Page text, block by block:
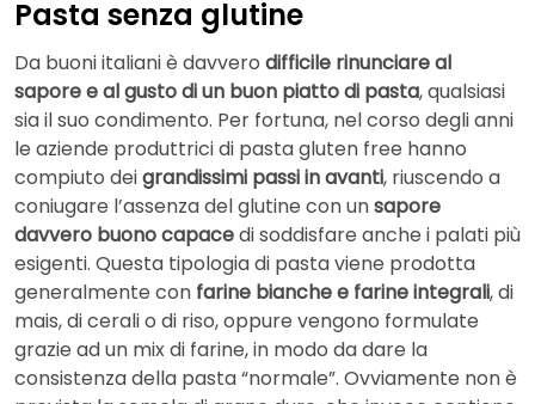
Pasta senza glutine
Da buoni italiani è davvero difficile rinunciare al
sapore e al gusto di un buon piatto di pasta, qualsiasi
sia il suo condimento. Per fortuna, nel corso degli anni
le aziende produttrici di pasta gluten free hanno
compiuto deigrandissimi passi in avanti, riuscendo a
coniugare l’assenza del glutine con unsapore
davvero buono capacedi soddisfare anche i palati più
esigenti. Questa tipologia di pasta viene prodotta
generalmente con farine bianche e farine integrali, di
mais, di cerali o di riso, oppure vengono formulate
grazie ad un mix di farine, in modo da dare la
consistenza della pasta “normale”. Ovviamente non è